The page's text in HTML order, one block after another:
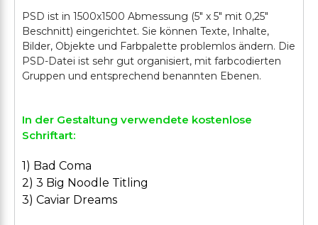
PSD ist in 1500x1500 Abmessung (5" x 5" mit 0,25"
Beschnitt) eingerichtet. Sie können Texte, Inhalte,
Bilder, Objekte und Farbpalette problemlos ändern. Die
PSD-Datei ist sehr gut organisiert, mit farbcodierten
In der Gestaltung verwendete kostenlose
Schriftart:
1) Bad Coma
2) 3 Big Noodle Titling
3) Caviar Dreams